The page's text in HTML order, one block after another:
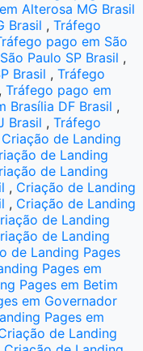
Alterosa MG Brasil
Brasil ,Tráfego
pago em São
Paulo SP Brasil ,
Brasil ,Tráfego
,Tráfego pago em
Brasília DF Brasil ,
Brasil ,Tráfego
Criação de Landing
de Landing
de Landing
, Criação de Landing
, Criação de Landing
de Landing
de Landing
de Landing Pages
Pages em
Pages em Betim
em Governador
Pages em
de Landing